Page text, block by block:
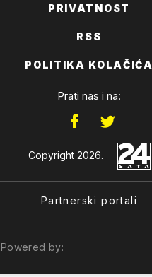
PRIVATNOST
RSS
POLITIKA KOLAČIĆA
Prati nas i na:
Copyright 2026.
Partnerski portali
Powered by: